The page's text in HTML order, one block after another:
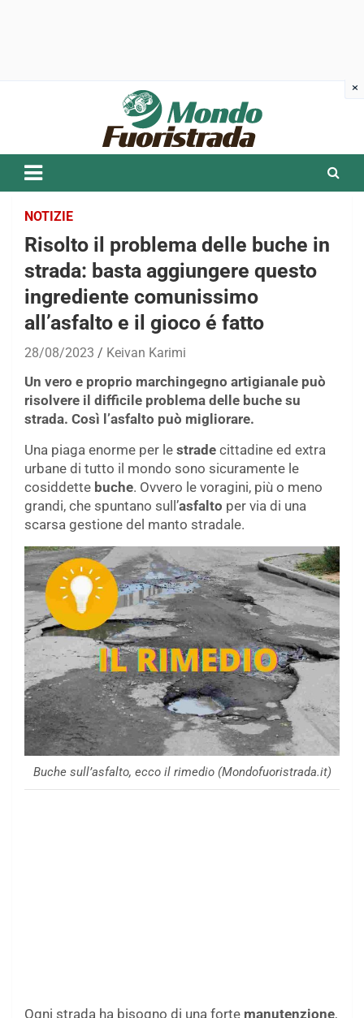
NOTIZIE
Risolto il problema delle buche in
strada: basta aggiungere questo
ingrediente comunissimo
all’asfalto e il gioco é fatto
28/08/2023 Keivan Karimi
Un vero e proprio marchingegno artigianale può
risolvere il difficile problema delle buche su
strada. Così l’asfalto può migliorare.
Una piaga enorme per le strade cittadine ed extra
urbane di tutto il mondo sono sicuramente le
cosiddette buche. Ovvero le voragini, più o meno
grandi, che spuntano sull’asfalto per via di una
scarsa gestione del manto stradale.
Buche sull’asfalto, ecco il rimedio (Mondofuoristrada.it)
Ogni strada ha bisogno di una forte manutenzione,